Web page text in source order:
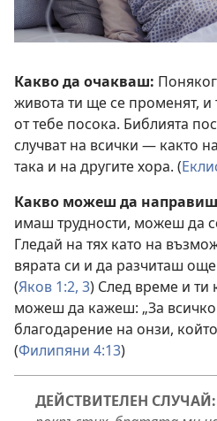
Какво да очакваш:
живота ти ще се променят, и
от тебе посока. Библията
случват на всички — както
така и на другите хора. (
Какво можеш да
имаш трудности, можеш да
Гледай на тях като на
вярата си и да разчиташ
(Яков 1:2, 3) След време и ти
можеш да кажеш: „За
благодарение на онзи,
(Филипяни 4:13)
ДЕЙСТВИТЕЛЕН СЛУЧАЙ: